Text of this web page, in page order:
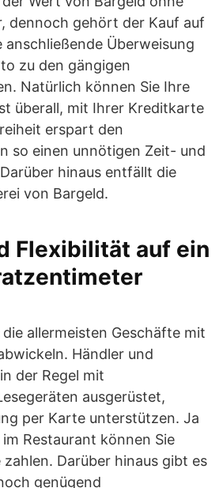
dennoch gehört der Kauf auf
anschließende Überweisung
zu den gängigen
Natürlich können Sie Ihre
überall, mit Ihrer Kreditkarte
erspart den
so einen unnötigen Zeit- und
hinaus entfällt die
von Bargeld.
Flexibilität auf ein
allermeisten Geschäfte mit
Händler und
der Regel mit
ausgerüstet,
per Karte unterstützen. Ja
Restaurant können Sie
Darüber hinaus gibt es
genügend